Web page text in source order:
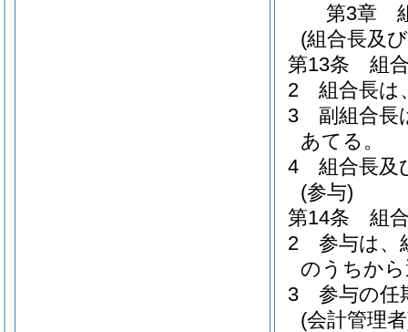
第3章
(組合長及
第13条
組
2
組合長は
3
副組合長
あてる。
4
組合長及
(参与)
第14条
組
2
参与は、
のうちか
3
参与の任
(会計管理